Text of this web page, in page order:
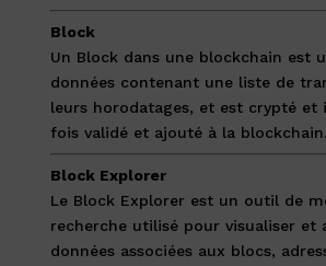
Block
Un Block dans une blockchain est
données contenant une liste de
leurs horodatages, et est crypté et
fois validé et ajouté à la blockchain.
Block Explorer
Le Block Explorer est un outil de
recherche utilisé pour visualiser et
données associées aux blocs,